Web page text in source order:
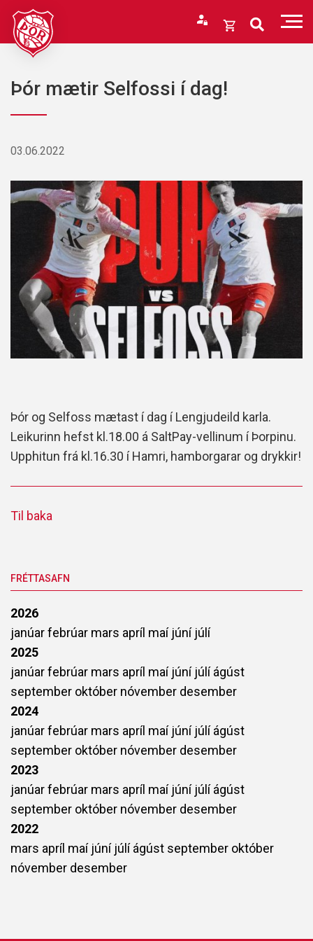
Fara
efni
Opna
Karfan þín
Þór mætir Selfossi í dag!
03.06.2022
Þór og Selfoss mætast í dag í Lengjudeild karla.
Leikurinn hefst kl.18.00 á SaltPay-vellinum í Þorpinu.
Upphitun frá kl.16.30 í Hamri, hamborgarar og drykkir!
Til baka
FRÉTTASAFN
2026
janúarfebrúar mars apríl maí júní júlí
2025
janúarfebrúar mars apríl maí júní júlíágúst
september október nóvember desember
2024
janúarfebrúar mars apríl maí júní júlíágúst
september október nóvember desember
2023
janúarfebrúar mars apríl maí júní júlíágúst
september október nóvember desember
2022
mars apríl maí júní júlíágúst september október
nóvember desember